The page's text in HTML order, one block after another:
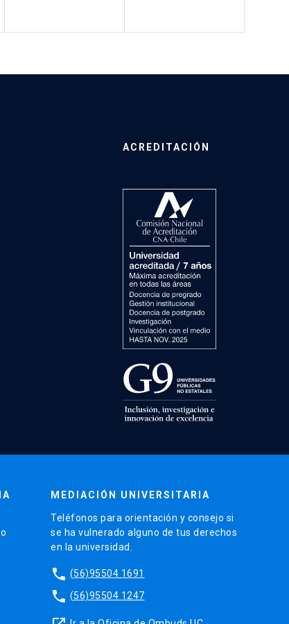
ACREDITACIÓN
MEDIACIÓN UNIVERSITARIA
Teléfonos para orientación y consejo si
se ha vulnerado alguno de tus derechos
en la universidad.
phone (56)95504 1691
phone (56)95504 1247